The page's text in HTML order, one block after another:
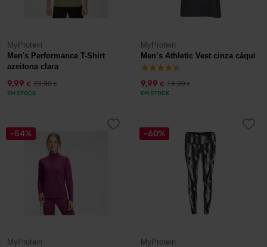
MyProtein
Men's Performance T-Shirt
azeitona clara
9,99 € 23,99€
EM STOCK
MyProtein
Men’s Athletic Vest cinza cáqui
9,99 € 14,99€
EM STOCK
-54%
MyProtein
-60%
MyProtein